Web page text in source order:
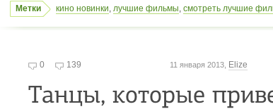
Метки кино новинки, лучшие фильмы, смотреть лучшие
лучшие фильмы,новинки кино,Джон Кафка,новинки
11 января 2013, Elize
0 139
Танцы, которые